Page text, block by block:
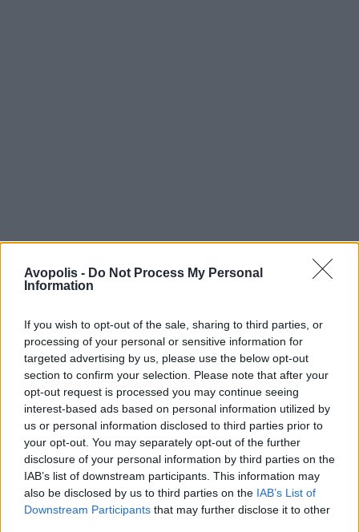
Avopolis - Do Not Process My Personal
Information
If you wish to opt-out of the sale, sharing to third parties, or
processing of your personal or sensitive information for
targeted advertising by us, please use the below opt-out
section to confirm your selection. Please note that after your
opt-out request is processed you may continue seeing
interest-based ads based on personal information utilized by
us or personal information disclosed to third parties prior to
your opt-out. You may separately opt-out of the further
disclosure of your personal information by third parties on the
IAB’s list of downstream participants. This information may
also be disclosed by us to third parties on the IAB’s List of
Downstream Participants that may further disclose it to other